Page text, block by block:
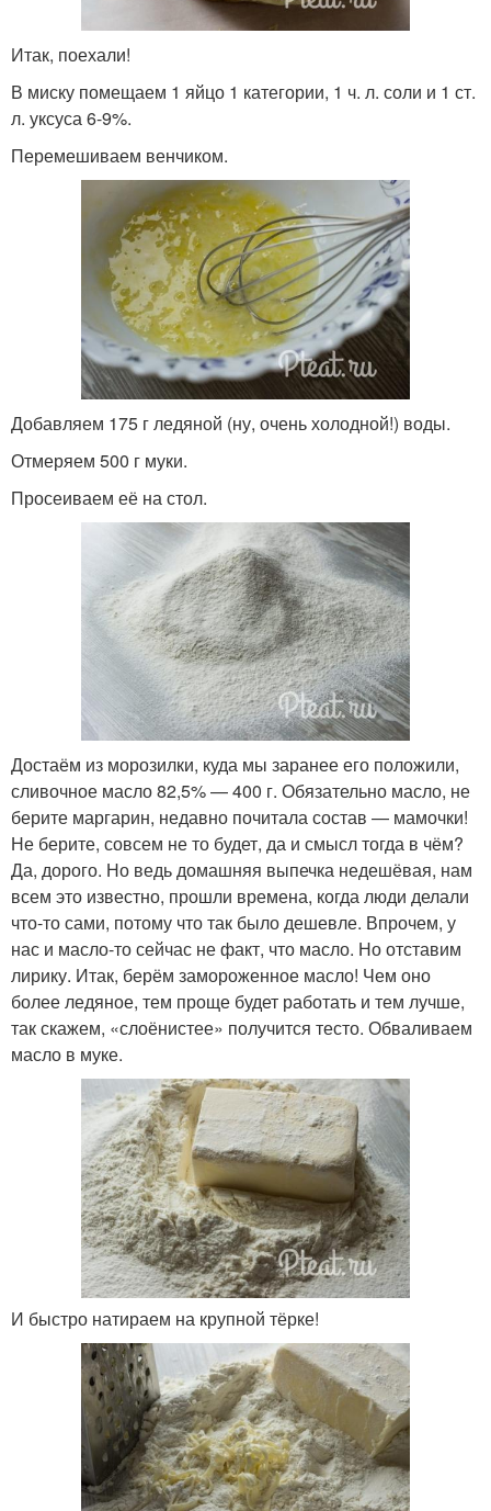
Итак, поехали!
В миску помещаем 1 яйцо 1 категории, 1 ч. л. соли и 1 ст.
л. уксуса 6-9%.
Перемешиваем венчиком.
Добавляем 175 г ледяной (ну, очень холодной!) воды.
Отмеряем 500 г муки.
Просеиваем её на стол.
Достаём из морозилки, куда мы заранее его положили,
сливочное масло 82,5% — 400 г. Обязательно масло, не
берите маргарин, недавно почитала состав — мамочки!
Не берите, совсем не то будет, да и смысл тогда в чём?
Да, дорого. Но ведь домашняя выпечка недешёвая, нам
всем это известно, прошли времена, когда люди делали
что-то сами, потому что так было дешевле. Впрочем, у
нас и масло-то сейчас не факт, что масло. Но отставим
лирику. Итак, берём замороженное масло! Чем оно
более ледяное, тем проще будет работать и тем лучше,
так скажем, «слоёнистее» получится тесто. Обваливаем
масло в муке.
И быстро натираем на крупной тёрке!